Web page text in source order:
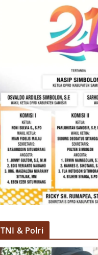
TNI & Polri